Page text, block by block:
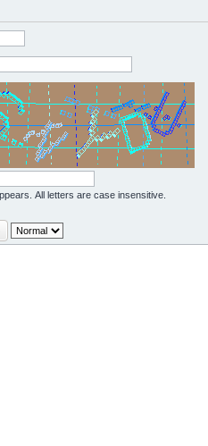
All letters are case insensitive.